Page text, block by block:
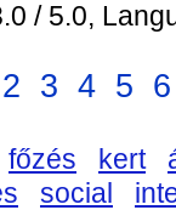
/ 5.0,
2 3 4 5 6
főzés kert
social